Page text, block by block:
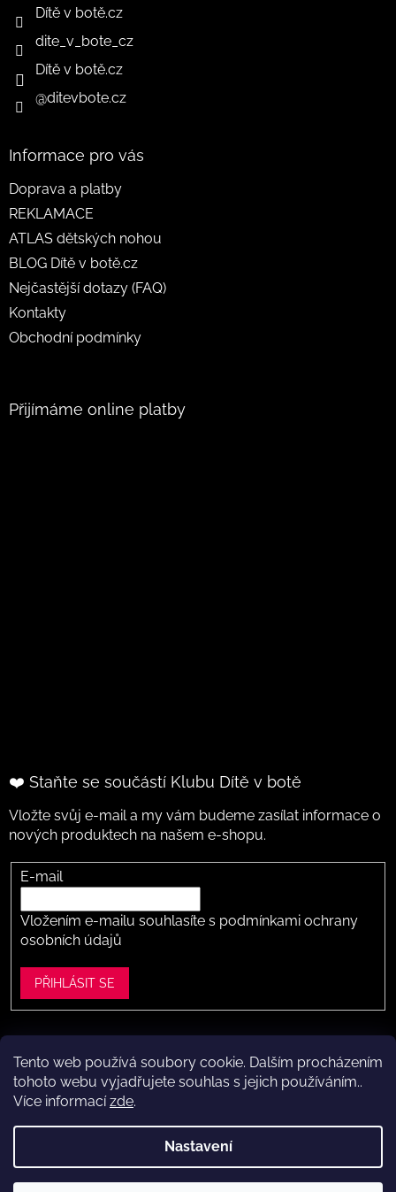
Tento web používá soubory cookie. Dalším procházením
tohoto webu vyjadřujete souhlas s jejich používáním..
Více informacízde.
Nastavení
Dítě v botě.cz
dite_v_bote_cz
Dítě v botě.cz
@ditevbote.cz
Informace pro vás
Doprava a platby
REKLAMACE
ATLAS dětských nohou
BLOG Dítě v botě.cz
Nejčastější dotazy (FAQ)
Kontakty
Obchodní podmínky
Přijímáme online platby
❤️ Staňte se součástí Klubu Dítě v botě
Vložte svůj e-mail a my vám budeme zasílat informace o
nových produktech na našem e-shopu.
E-mail
Vložením e-mailu souhlasíte s podmínkami ochrany
osobních údajů
PŘIHLÁSIT SE
Vytvořil Shoptet